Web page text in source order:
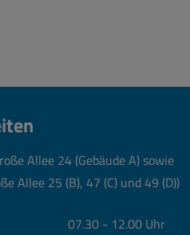
Allee 24 (Gebäude A) sowie
Allee 25 (B), 47 (C) und 49 (D))
07.30 - 12.00 Uhr